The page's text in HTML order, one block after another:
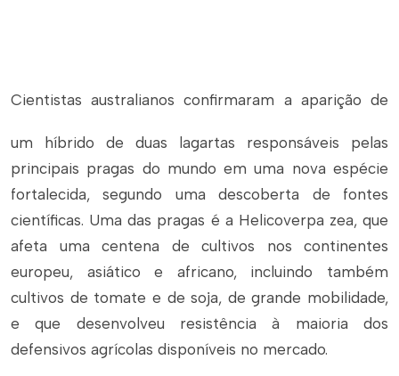
Cientistas australianos confirmaram a aparição de
um híbrido de duas lagartas responsáveis pelas
principais pragas do mundo em uma nova espécie
fortalecida, segundo uma descoberta de fontes
científicas. Uma das pragas é a Helicoverpa zea, que
afeta uma centena de cultivos nos continentes
europeu, asiático e africano, incluindo também
cultivos de tomate e de soja, de grande mobilidade,
e que desenvolveu resistência à maioria dos
defensivos agrícolas disponíveis no mercado.